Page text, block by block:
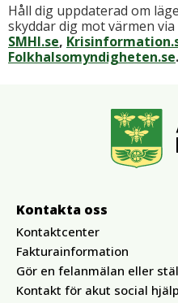
Håll dig uppdaterad om
skyddar dig mot värmen
SMHI.se,
Folkhalsomyndigheten.se.
Kontakta oss
Kontaktcenter
Fakturainformation
Gör en felanmälan eller
Kontakt för akut social hjälp